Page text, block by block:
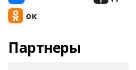
Партнеры